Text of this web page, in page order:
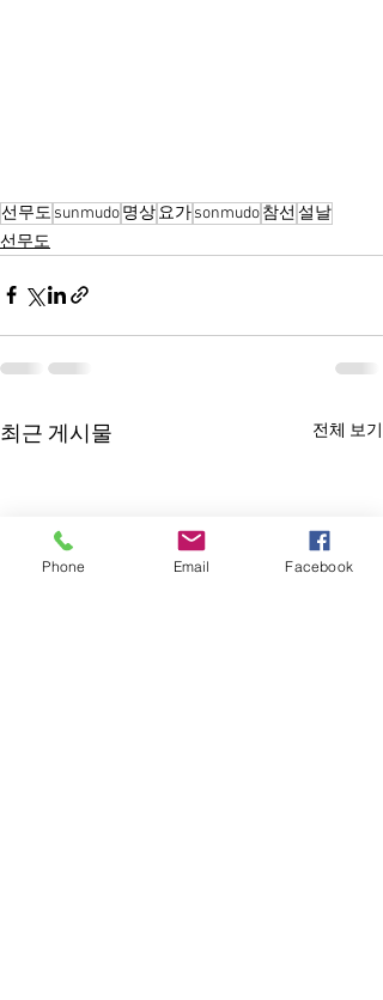
선무도 sunmudo명상요가sonmudo참선 설날
선무도
최근 게시물 전체 보기
Phone Email Facebook